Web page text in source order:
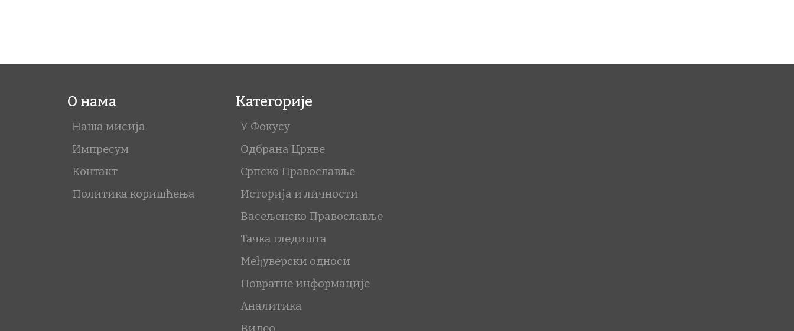
О нама
Наша мисија
Импресум
Контакт
Политика коришћења
Категорије
У Фокусу
Одбрана Цркве
Српско Православље
Историја и личности
Васељенско Православље
Тачка гледишта
Међуверски односи
Повратне информације
Аналитика